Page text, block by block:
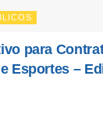
para
Esportes –